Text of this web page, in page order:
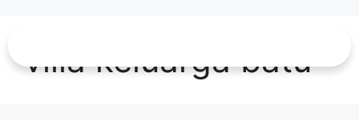
villa keluarga batu